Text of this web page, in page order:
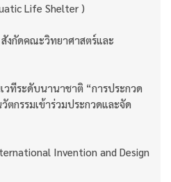
Life Shelter )
งกัดคณะวิทยาศาสตร์และ
วทีระดับนานาชาติ “การประกวด
กรรมเข้าร่วมประกวดและจัด
Invention and Design